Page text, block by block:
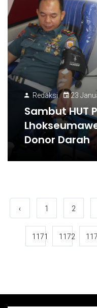
Redaksi 23
Sambut HUT
Donor Darah
‹ 1 2
1171 1172